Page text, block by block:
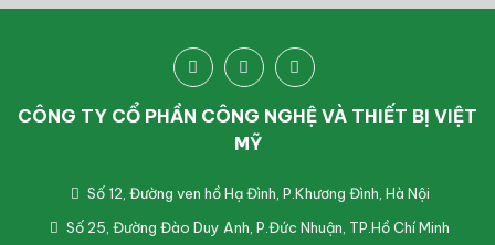
CÔNG TY CỔ PHẦN CÔNG NGHỆ VÀ THIẾT BỊ VIỆT
MỸ
Số 12, Đường ven hồ Hạ Đình, P.Khương Đình, Hà Nội
Số 25, Đường Đào Duy Anh, P.Đức Nhuận, TP.Hồ Chí Minh